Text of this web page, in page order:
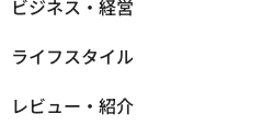
ビジネス・経営
ライフスタイル
レビュー・紹介